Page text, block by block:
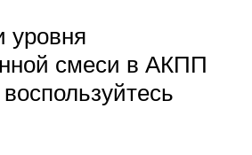
уровня
смеси в АКПП